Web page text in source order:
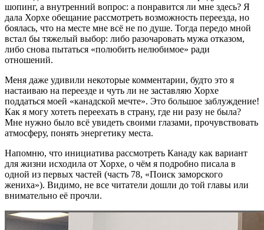
шопинг, а внутренний вопрос: а понравится ли мне здесь? Я
дала Хорхе обещание рассмотреть возможность переезда, но
боялась, что на месте мне всё не по душе. Тогда передо мной
встал бы тяжелый выбор: либо разочаровать мужа отказом,
либо снова пытаться «полюбить нелюбимое» ради
отношений.
Меня даже удивили некоторые комментарии, будто это я
настаиваю на переезде и чуть ли не заставляю Хорхе
поддаться моей «канадской мечте». Это большое заблуждение!
Как я могу хотеть переехать в страну, где ни разу не была?
Мне нужно было всё увидеть своими глазами, прочувствовать
атмосферу, понять энергетику места.
Напомню, что инициатива рассмотреть Канаду как вариант
для жизни исходила от Хорхе, о чём я подробно писала в
одной из первых частей (часть 78, «Поиск заморского
жениха»). Видимо, не все читатели дошли до той главы или
внимательно её прочли.